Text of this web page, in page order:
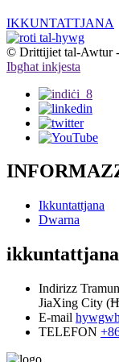
IKKUNTATTJANA
© Drittijiet tal-Awtur
Ibgħat inkjesta
Ikkuntattjana
Dwarna
ikkuntattjana
Indirizz
JiaXing City
E-mail
TELEFON